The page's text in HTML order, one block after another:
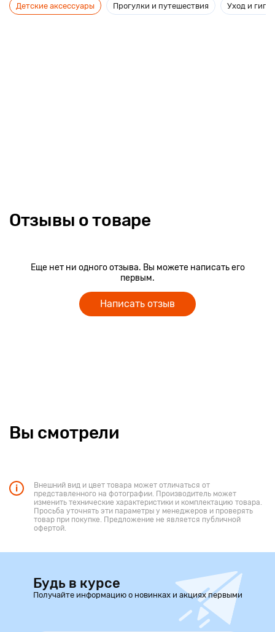
Детские аксессуары Прогулки и путешествия Уход и
Отзывы о товаре
Еще нет ни одного отзыва. Вы можете написать его
первым.
Написать отзыв
Вы смотрели
Внешний вид и цвет товара может отличаться от
представленного на фотографии. Производитель может
изменить технические характеристики и комплектацию товара.
Просьба уточнять эти параметры у менеджеров и проверять
товар при покупке. Предложение не является публичной
офертой.
Будь в курсе
Получайте информацию о новинках и акциях первыми